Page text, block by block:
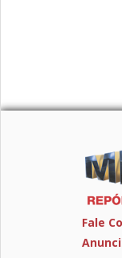
Fale